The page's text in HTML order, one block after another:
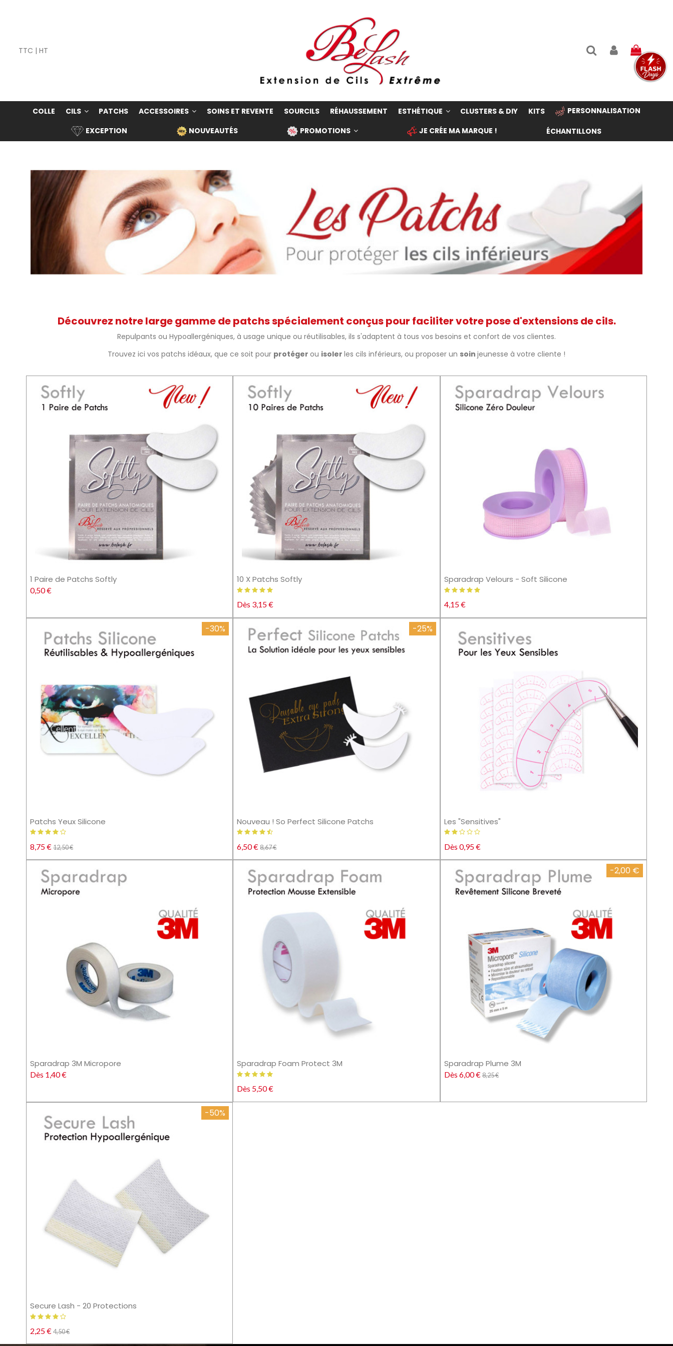
TTC | HT
COLLE CILS PATCHS ACCESSOIRES SOINS ET REVENTE SOURCILS RÉHAUSSEMENT ESTHÉTIQUE CLUSTERS & DIY KITS
PERSONNALISATION
EXCEPTION
NOUVEAUTÉS PROMOTIONS JE CRÉE MA MARQUE ! ÉCHANTILLONS
Découvrez notre large gamme de patchs spécialement conçus pour faciliter votre pose d'extensions de cils.
Repulpants ou Hypoallergéniques, à usage unique ou réutilisables, ils s'adaptent à tous vos besoins et confort de vos clientes.
Trouvez ici vos patchs idéaux, que ce soit pour protéger ou isoler les cils inférieurs, ou proposer un soin jeunesse à votre cliente !
1 Paire de Patchs Softly
0,50 €
10 X Patchs Softly
Dès 3,15 €
Sparadrap Velours - Soft Silicone
4,15 €
-30%
Patchs Yeux Silicone
8,75 €12,50 €
-25%
Nouveau ! So Perfect Silicone Patchs
6,50 €8,67 €
Les "Sensitives"
Dès 0,95 €
Sparadrap 3M Micropore
Dès 1,40 €
Sparadrap Foam Protect 3M
Dès 5,50 €
-2,00 €
Sparadrap Plume 3M
Dès 6,00 €8,25 €
-50%
Secure Lash - 20 Protections
2,25 €4,50 €